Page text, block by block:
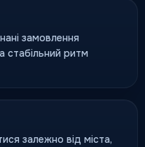
замовлення
ритм
залежно від міста,